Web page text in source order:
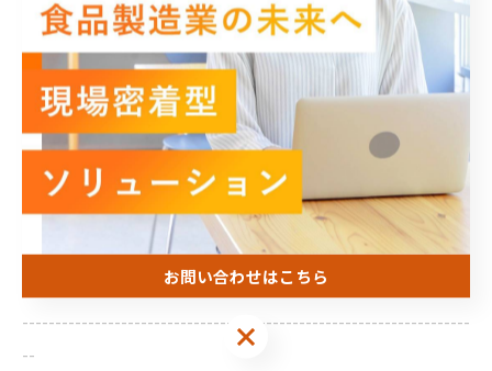
「古い慣習が根強くて、自分たちだけでは変えられな
い」
「システムを入れたが、現場が使いこなせていない」
このようなお悩みをお持ちの経営者様、責任者様は、ぜ
ひ一度Office Achieveにご相談ください。現場に寄り添い、
実情に合わせた最適な解決策を一緒に作り上げます。
--------------------------------------------------------------------
--
お問い合わせはこちら
お問い合わせはこちら